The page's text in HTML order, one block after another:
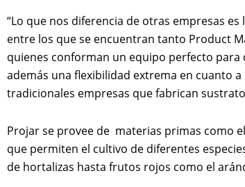
“Lo que nos diferencia de otras empresas
entre los que se encuentran tanto Product
quienes conforman un equipo perfecto
además una flexibilidad extrema en cuanto
tradicionales empresas que fabrican
Projar se provee de materias primas como
que permiten el cultivo de diferentes
de hortalizas hasta frutos rojos como el